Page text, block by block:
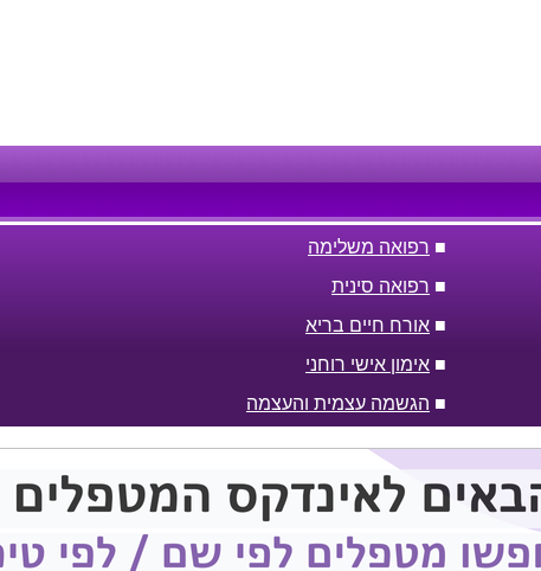
■ רפואה משלימה
■ רפואה סינית
■ אורח חיים בריא
■ אימון אישי רוחני
■ הגשמה עצמית והעצמה